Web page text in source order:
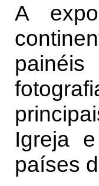
A
Igreja
países